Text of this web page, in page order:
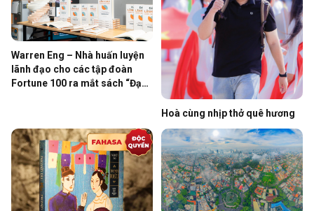
Warren Eng – Nhà huấn luyện
lãnh đạo cho các tập đoàn
Fortune 100 ra mắt sách “Đạo
Hoà cùng nhịp thở quê hương